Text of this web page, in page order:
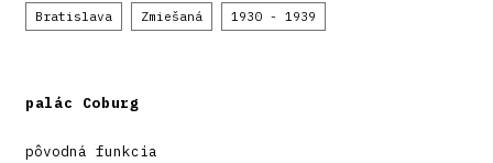
Bratislava Zmiešaná 1930 - 1939
palác Coburg
pôvodná funkcia